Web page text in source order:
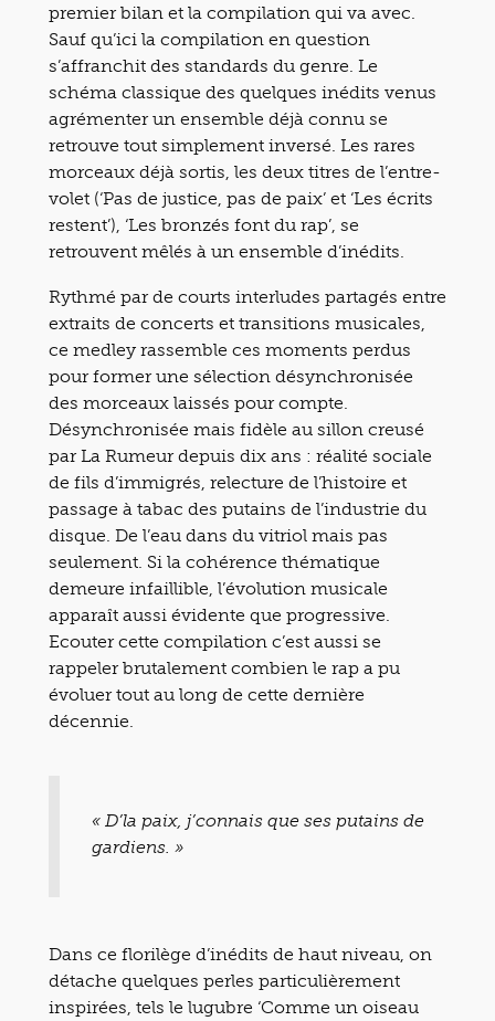
premier bilan et la compilation qui va avec.
Sauf qu’ici la compilation en question
s’affranchit des standards du genre. Le
schéma classique des quelques inédits venus
agrémenter un ensemble déjà connu se
retrouve tout simplement inversé. Les rares
morceaux déjà sortis, les deux titres de l’entre-
volet (‘Pas de justice, pas de paix’ et ‘Les écrits
restent’), ‘Les bronzés font du rap’, se
retrouvent mêlés à un ensemble d’inédits.
Rythmé par de courts interludes partagés entre
extraits de concerts et transitions musicales,
ce medley rassemble ces moments perdus
pour former une sélection désynchronisée
des morceaux laissés pour compte.
Désynchronisée mais fidèle au sillon creusé
par La Rumeur depuis dix ans : réalité sociale
de fils d’immigrés, relecture de l’histoire et
passage à tabac des putains de l’industrie du
disque. De l’eau dans du vitriol mais pas
seulement. Si la cohérence thématique
demeure infaillible, l’évolution musicale
apparaît aussi évidente que progressive.
Ecouter cette compilation c’est aussi se
rappeler brutalement combien le rap a pu
évoluer tout au long de cette dernière
décennie.
« D’la paix, j’connais que ses putains de
gardiens. »
Dans ce florilège d’inédits de haut niveau, on
détache quelques perles particulièrement
inspirées, tels le lugubre ‘Comme un oiseau